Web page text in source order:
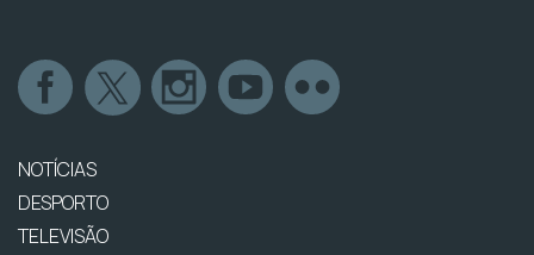
NOTÍCIAS
DESPORTO
TELEVISÃO